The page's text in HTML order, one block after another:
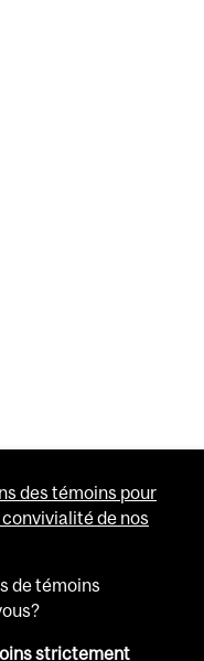
des témoins pour
de nos
de témoins
strictement